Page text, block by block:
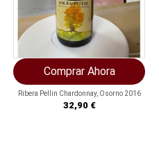
Comprar Ahora
Ribera Pellin Chardonnay, Osorno 2016
Precio
32,90 €